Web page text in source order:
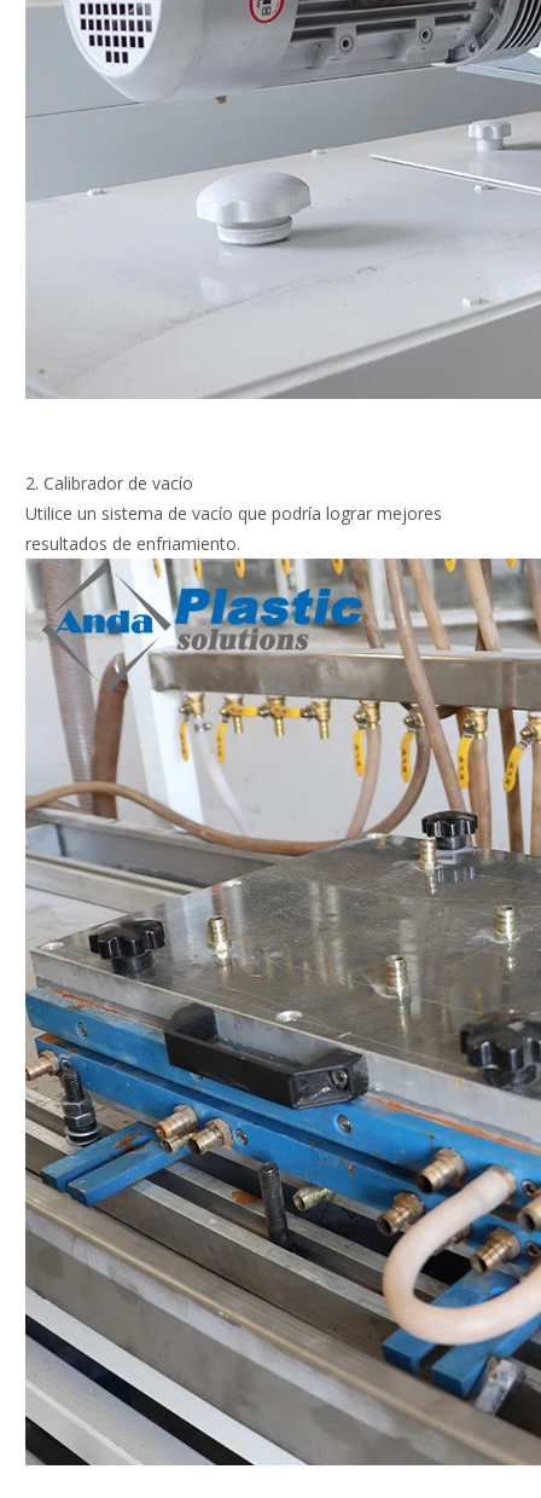
2. Calibrador de vacío
Utilice un sistema de vacío que podría lograr mejores
resultados de enfriamiento.